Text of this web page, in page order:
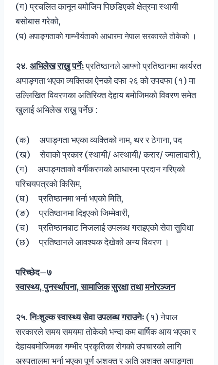
(ग) प्रचलित कानून बमोजिम पिछडिएको क्षेत्रमा स्थायी
बसोबास गरेको,
(घ) अपाङ्गताको गाम्भीर्यताको आधारमा नेपाल सरकारले तोकेको ।
२४. अभिलेखराख्नुपर्नेःप्रतिष्ठानले आफ्नो प्रतिष्ठानमा कार्यरत
अपाङ्गता भएका व्यक्तिका ऐनको दफा २६ को उपदफा (१) मा
उल्लिखित विवरणका अतिरिक्त देहाय बमोजिमको विवरण समेत
खुलाई अभिलेख राख्नु पर्नेछ :
(क) अपाङ्गता भएका व्यक्तिको नाम, थर र ठेगाना, पद
(ख) सेवाको प्रकार (स्थायी/ अस्थायी/ करार/ ज्यालादारी),
(ग) अपाङ्गताको वर्गीकरणको आधारमा प्रदान गरिएको
परिचयपत्रको किसिम,
(घ) प्रतिष्ठानमा भर्ना भएको मिति,
(ङ) प्रतिष्ठानमा दिइएको जिम्मेवारी,
(च) प्रतिष्ठानबाट निजलाई उपलब्ध गराइएको सेवा सुविधा
(छ) प्रतिष्ठानले आवश्यक देखेको अन्य विवरण ।
परिच्छेद–७
स्वास्थ्य,पुनर्स्थापना,सामाजिकसुरक्षातथामनोरञ्जन
२५.निःशुल्कस्वास्थ्यसेवाउपलब्धगराउनेः (१) नेपाल
सरकारले समय समयमा तोकेको भन्दा कम बार्षिक आय भएका र
देहायबमोजिमका गम्भीर प्रकृतिका रोगको उपचारको लागि
अस्पतालमा भर्ना भएका पूर्ण अशक्त र अति अशक्त अपाङ्गता